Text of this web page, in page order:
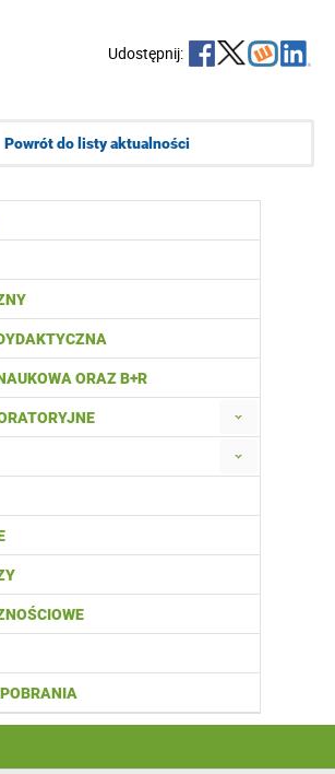
ORAZ B+R
Udostępnij:
Powrót do listy aktualności